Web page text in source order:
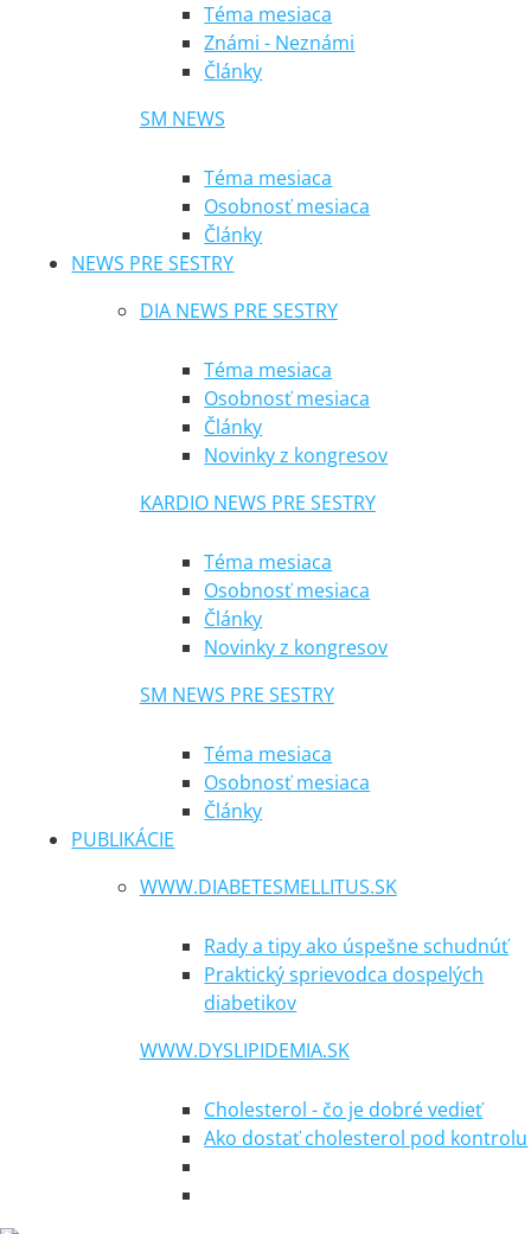
Téma mesiaca
Známi - Neznámi
Články
SM NEWS
Téma mesiaca
Osobnosť mesiaca
Články
NEWS PRE SESTRY
DIA NEWS PRE SESTRY
Téma mesiaca
Osobnosť mesiaca
Články
Novinky z kongresov
KARDIO NEWS PRE SESTRY
Téma mesiaca
Osobnosť mesiaca
Články
Novinky z kongresov
SM NEWS PRE SESTRY
Téma mesiaca
Osobnosť mesiaca
Články
PUBLIKÁCIE
WWW.DIABETESMELLITUS.SK
Rady a tipy ako úspešne schudnúť
Praktický sprievodca dospelých
diabetikov
WWW.DYSLIPIDEMIA.SK
Cholesterol - čo je dobré vedieť
Ako dostať cholesterol pod kontrolu